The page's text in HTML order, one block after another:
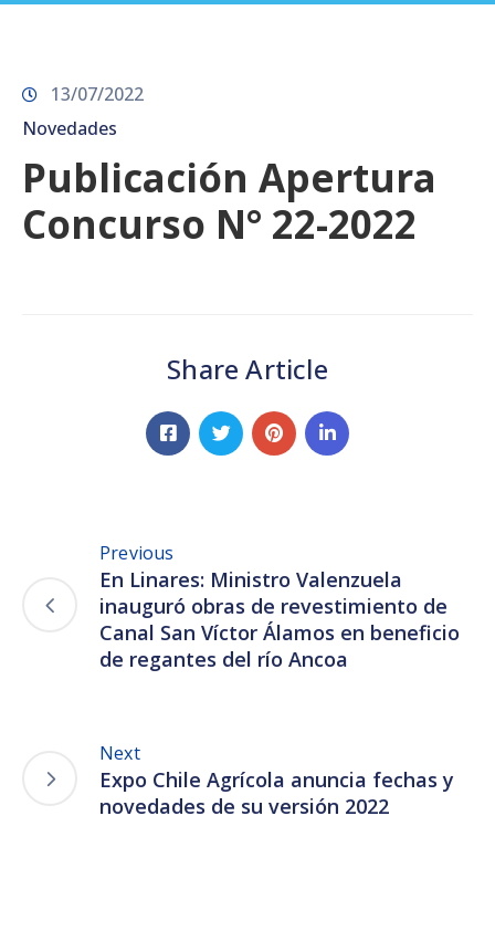
13/07/2022
Novedades
Publicación Apertura
Concurso N° 22-2022
Share Article
Previous
En Linares: Ministro Valenzuela
inauguró obras de revestimiento de
Canal San Víctor Álamos en beneficio
de regantes del río Ancoa
Next
Expo Chile Agrícola anuncia fechas y
novedades de su versión 2022